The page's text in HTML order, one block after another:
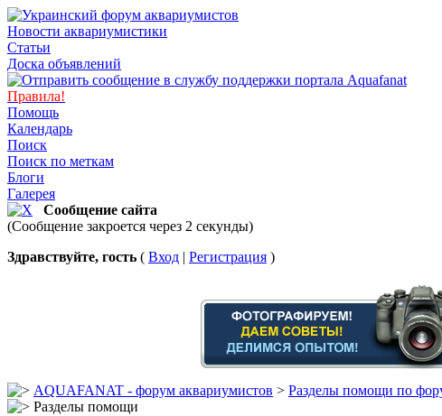
Новости аквариумистики
Статьи
Доска объявлений
Правила!
Помощь
Календарь
Поиск
Поиск по меткам
Блоги
Галерея
Сообщение сайта
(Сообщение закроется через 2 секунды)
Здравствуйте, гость ( Вход | Регистрация )
AQUAFANAT - форум аквариумистов > Разделы помощи по
Разделы помощи